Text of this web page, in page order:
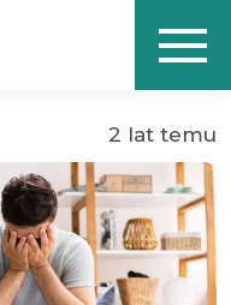
2 lat temu